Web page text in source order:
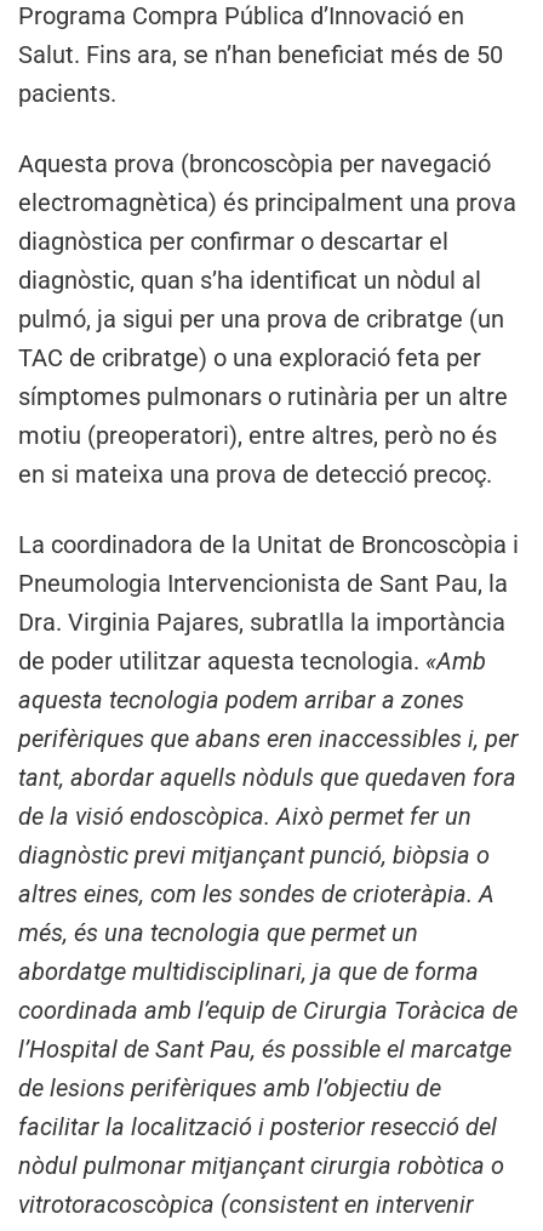
Programa Compra Pública d’Innovació en
Salut. Fins ara, se n’han beneficiat més de 50
pacients.
Aquesta prova (broncoscòpia per navegació
electromagnètica) és principalment una prova
diagnòstica per confirmar o descartar el
diagnòstic, quan s’ha identificat un nòdul al
pulmó, ja sigui per una prova de cribratge (un
TAC de cribratge) o una exploració feta per
símptomes pulmonars o rutinària per un altre
motiu (preoperatori), entre altres, però no és
en si mateixa una prova de detecció precoç.
La coordinadora de la Unitat de Broncoscòpia i
Pneumologia Intervencionista de Sant Pau, la
Dra. Virginia Pajares, subratlla la importància
de poder utilitzar aquesta tecnologia. «Amb
aquesta tecnologia podem arribar a zones
perifèriques que abans eren inaccessibles i, per
tant, abordar aquells nòduls que quedaven fora
de la visió endoscòpica. Això permet fer un
diagnòstic previ mitjançant punció, biòpsia o
altres eines, com les sondes de crioteràpia. A
més, és una tecnologia que permet un
abordatge multidisciplinari, ja que de forma
coordinada amb l’equip de Cirurgia Toràcica de
l’Hospital de Sant Pau, és possible el marcatge
de lesions perifèriques amb l’objectiu de
facilitar la localització i posterior resecció del
nòdul pulmonar mitjançant cirurgia robòtica o
vitrotoracoscòpica (consistent en intervenir